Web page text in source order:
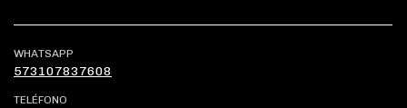
WHATSAPP
573107837608
TELÉFONO